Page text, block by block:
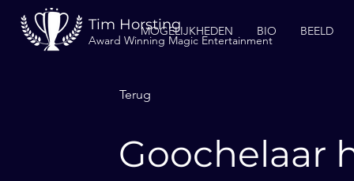
Tim Horsting
Award Winning Magic Entertainment
MOGELIJKHEDEN BIO BEELD
Terug
Goochelaar